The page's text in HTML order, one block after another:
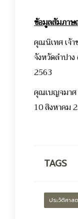
ข้อมูลสัมภา
คุณนิเทศ เจ้า
จังหวัดลำปา
2563
คุณเบญจมา
10 สิงหาคม
TAGS
ประวัติศาส